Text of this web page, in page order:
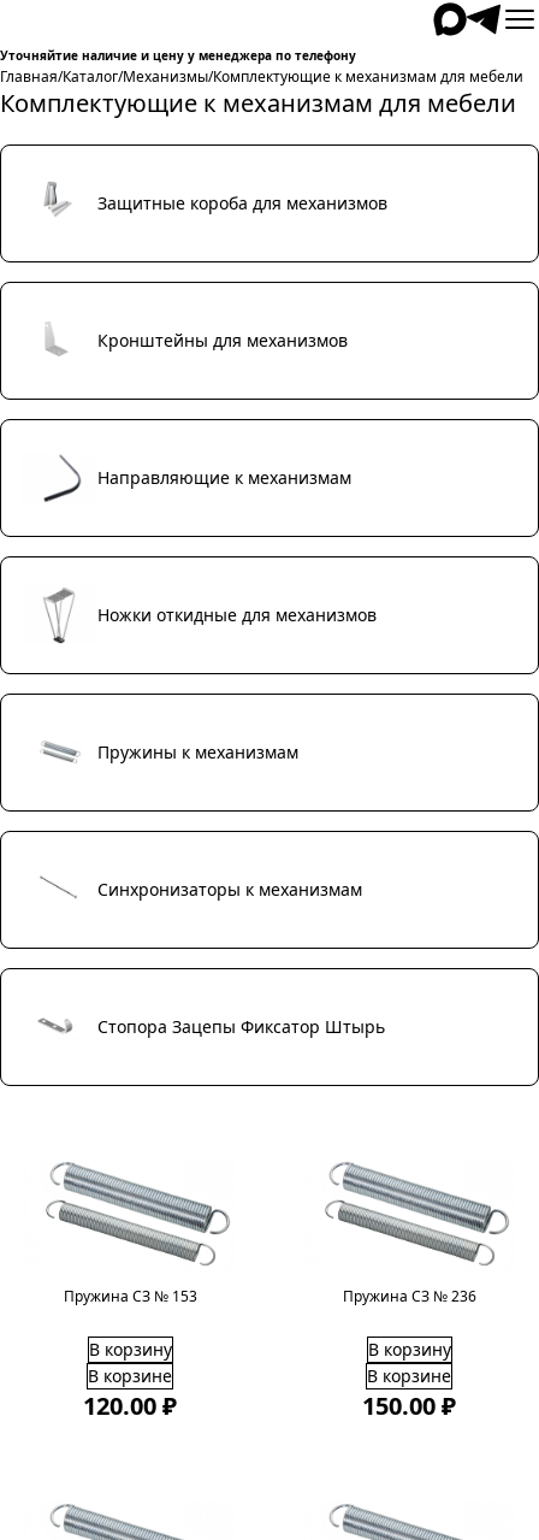
Уточняйтие наличие и цену у менеджера по телефону
Главная/Каталог/Механизмы/Комплектующие к механизмам для мебели
Комплектующие к механизмам для мебели
Защитные короба для механизмов
Кронштейны для механизмов
Направляющие к механизмам
Ножки откидные для механизмов
Пружины к механизмам
Синхронизаторы к механизмам
Стопора Зацепы Фиксатор Штырь
Пружина СЗ № 153
В корзину
В корзине
120.00 ₽
Пружина СЗ № 236
В корзину
В корзине
150.00 ₽